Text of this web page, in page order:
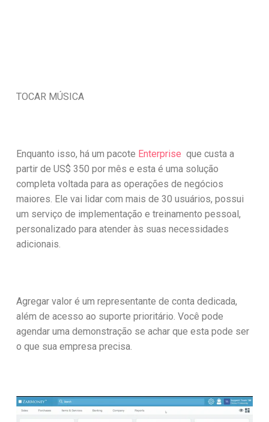
TOCAR MÚSICA
Enquanto isso, há um pacote Enterprise que custa a
partir de US$ 350 por mês e esta é uma solução
completa voltada para as operações de negócios
maiores. Ele vai lidar com mais de 30 usuários, possui
um serviço de implementação e treinamento pessoal,
personalizado para atender às suas necessidades
adicionais.
Agregar valor é um representante de conta dedicada,
além de acesso ao suporte prioritário. Você pode
agendar uma demonstração se achar que esta pode ser
o que sua empresa precisa.